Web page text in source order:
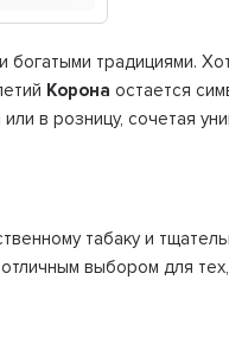
традициями.
Корона остается
в розницу, сочетая
табаку и
выбором для тех,